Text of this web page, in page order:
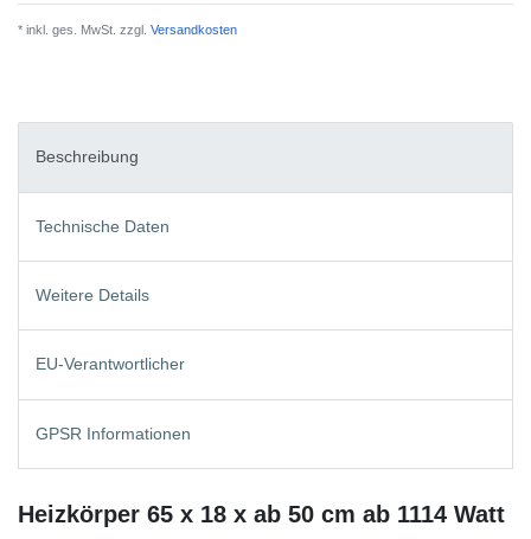
* inkl. ges. MwSt. zzgl. Versandkosten
Beschreibung
Technische Daten
Weitere Details
EU-Verantwortlicher
GPSR Informationen
Heizkörper 65 x 18 x ab 50 cm ab 1114 Watt